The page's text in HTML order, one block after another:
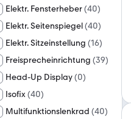
Elektr. Fensterheber(40)
Elektr. Seitenspiegel(40)
Elektr. Sitzeinstellung (16)
Freisprecheinrichtung (39)
Head-Up Display(0)
Isofix(40)
Multifunktionslenkrad (40)